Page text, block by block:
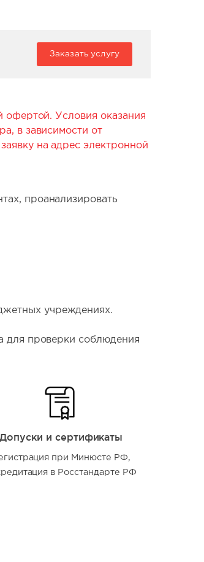
Заказать услугу
офертой. Условия оказания
в зависимости от
на адрес электронной
проанализировать
учреждениях.
для проверки соблюдения
Допуски и сертификаты
при Минюсте РФ,
в Росстандарте РФ